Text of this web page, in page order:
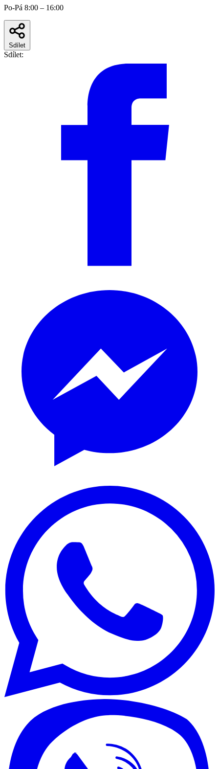
Po-Pá 8:00 – 16:00
Sdílet
Sdílet: